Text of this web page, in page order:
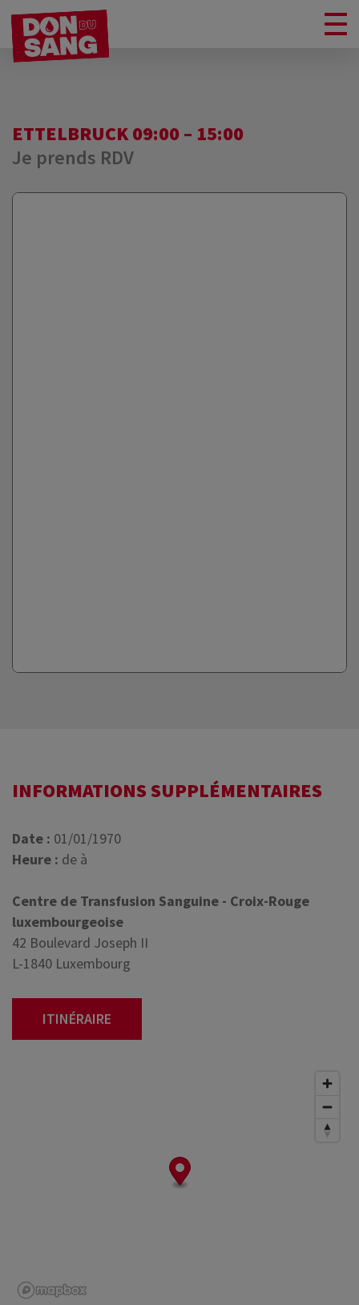
ETTELBRUCK 09:00 – 15:00
Je prends RDV
INFORMATIONS SUPPLÉMENTAIRES
Date : 01/01/1970
Heure : de à
Centre de Transfusion Sanguine - Croix-Rouge
luxembourgeoise
42 Boulevard Joseph II
L-1840 Luxembourg
ITINÉRAIRE